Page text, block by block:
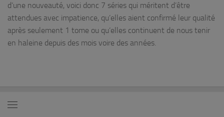
d’une nouveauté, voici donc 7 séries qui méritent d’être
attendues avec impatience, qu’elles aient confirmé leur qualité
après seulement 1 tome ou qu’elles continuent de nous tenir
en haleine depuis des mois voire des années.